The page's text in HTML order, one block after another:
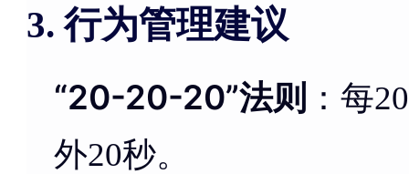
3. 行为管理建议
“20-20-20”法则 ：每
外20秒。